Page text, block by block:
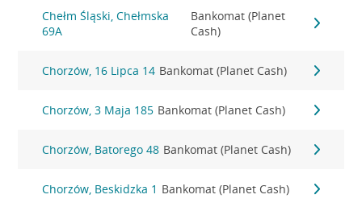
Chełm Śląski, Chełmska
69A
Bankomat (Planet
Cash)
Chorzów, 16 Lipca 14 Bankomat (Planet Cash)
Chorzów, 3 Maja 185 Bankomat (Planet Cash)
Chorzów, Batorego 48 Bankomat (Planet Cash)
Chorzów, Beskidzka 1 Bankomat (Planet Cash)